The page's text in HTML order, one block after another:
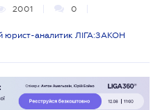
2001 0
юрист-аналитик ЛІГА:ЗАКОН